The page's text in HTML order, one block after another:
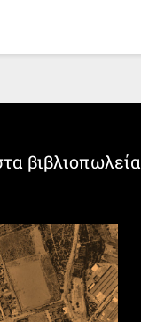
βιβλιοπωλεία